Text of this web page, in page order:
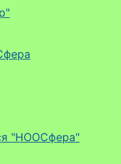
"НООСфера"